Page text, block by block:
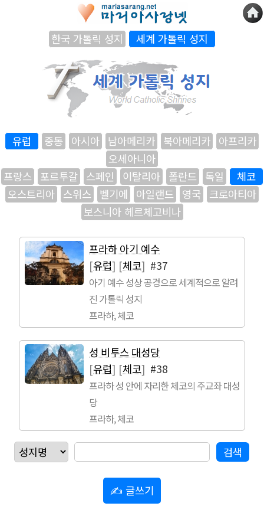
한국 가톨릭 성지 세계 가톨릭 성지
유럽 중동 아시아 남아메리카 북아메리카 아프리카
오세아니아
프랑스
포르투갈 스페인 이탈리아 폴란드 독일
체코
오스트리아 스위스 벨기에 아일랜드 영국 크로아티아
보스니아 헤르체고비나
프라하 아기 예수
[유럽] [체코] #37
아기 예수 성상 공경으로 세계적으로 알려
진 가톨릭 성지
프라하, 체코
성 비투스 대성당
[유럽] [체코] #38
프라하 성 안에 자리한 체코의 주교좌 대성
당
프라하, 체코
✍ 글쓰기